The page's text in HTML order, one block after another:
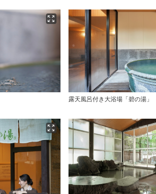
露天風呂付き大浴場「碧の湯」